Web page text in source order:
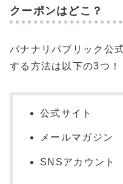
クーポンはどこ？
バナナリパブリック公
する方法は以下の3つ！
公式サイト
メールマガジン
SNSアカウント